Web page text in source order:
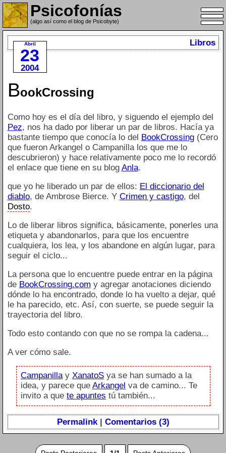
Psicofonías
(algo así como el blog de Psicobyte)
Abril
23
2004
Libros
BookCrossing
Como hoy es el día del libro, y siguendo el ejemplo del
Pez, nos ha dado por liberar un par de libros. Hacía ya
bastante tiempo que conocía lo del BookCrossing(Cero
que fueron Arkangel o Campanilla los que me lo
descubrieron) y hace relativamente poco me lo recordó
el enlace que tiene en su blog Anla.
que yo he liberado un par de ellos: El diccionario del
diablo, de Ambrose Bierce. Y Crimen y castigo, del
Dosto.
Lo de liberar libros significa, básicamente, ponerles una
etiqueta y abandonarlos, para que los encuentre
cualquiera, los lea, y los abandone en algún lugar, para
seguir el ciclo...
La persona que lo encuentre puede entrar en la página
de BookCrossing.com y agregar anotaciones diciendo
dónde lo ha encontrado, donde lo ha vuelto a dejar, qué
le ha parecido, etc. Así, con suerte, se puede seguir la
trayectoria del libro.
Todo esto contando con que no se rompa la cadena...
A ver cómo sale.
Campanillay XanatoS ya se han sumado a la
idea, y parece que Arkangel va de camino... Te
invito a que te apuntes tú también...
Permalink| Comentarios (3)